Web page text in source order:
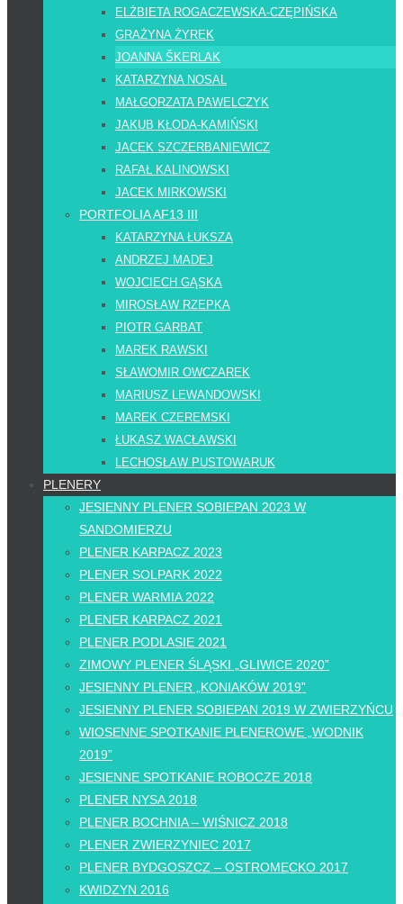
ELŻBIETA ROGACZEWSKA-CZĘPIŃSKA
GRAŻYNA ŻYREK
JOANNA ŠKERLAK
KATARZYNA NOSAL
MAŁGORZATA PAWELCZYK
JAKUB KŁODA-KAMIŃSKI
JACEK SZCZERBANIEWICZ
RAFAŁ KALINOWSKI
JACEK MIRKOWSKI
PORTFOLIA AF13 III
KATARZYNA ŁUKSZA
ANDRZEJ MADEJ
WOJCIECH GĄSKA
MIROSŁAW RZEPKA
PIOTR GARBAT
MAREK RAWSKI
SŁAWOMIR OWCZAREK
MARIUSZ LEWANDOWSKI
MAREK CZEREMSKI
ŁUKASZ WACŁAWSKI
LECHOSŁAW PUSTOWARUK
PLENERY
JESIENNY PLENER SOBIEPAN 2023 W
SANDOMIERZU
PLENER KARPACZ 2023
PLENER SOLPARK 2022
PLENER WARMIA 2022
PLENER KARPACZ 2021
PLENER PODLASIE 2021
ZIMOWY PLENER ŚLĄSKI „GLIWICE 2020”
JESIENNY PLENER „KONIAKÓW 2019”
JESIENNY PLENER SOBIEPAN 2019 W ZWIERZYŃCU
WIOSENNE SPOTKANIE PLENEROWE „WODNIK
2019”
JESIENNE SPOTKANIE ROBOCZE 2018
PLENER NYSA 2018
PLENER BOCHNIA – WIŚNICZ 2018
PLENER ZWIERZYNIEC 2017
PLENER BYDGOSZCZ – OSTROMECKO 2017
KWIDZYN 2016